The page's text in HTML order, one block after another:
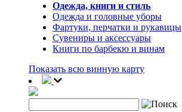
Одежда, книги и стиль
Одежда и головные уборы
Фартуки, перчатки и рукавицы
Сувениры и аксессуары
Книги по барбекю и винам
Показать всю винную карту